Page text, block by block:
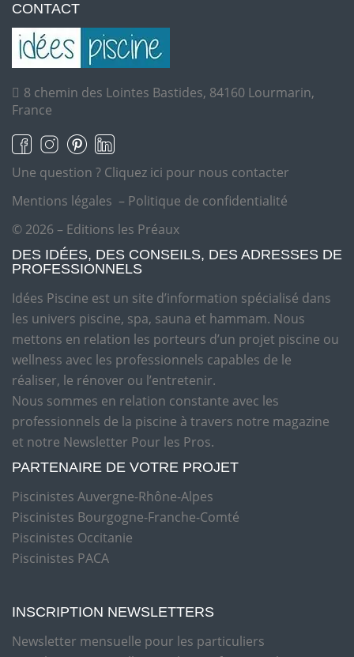
CONTACT
8 chemin des Lointes Bastides, 84160 Lourmarin,
France
Une question ? Cliquez ici pour nous contacter
Mentions légales – Politique de confidentialité
© 2026 – Editions les Préaux
DES IDÉES, DES CONSEILS, DES ADRESSES DE
PROFESSIONNELS
Idées Piscine est un site d’information spécialisé dans
les univers piscine, spa, sauna et hammam. Nous
mettons en relation les porteurs d’un projet piscine ou
wellness avec les professionnels capables de le
réaliser, le rénover ou l’entretenir.
Nous sommes en relation constante avec les
professionnels de la piscine à travers notre magazine
et notre Newsletter Pour les Pros.
PARTENAIRE DE VOTRE PROJET
Piscinistes Auvergne-Rhône-Alpes
Piscinistes Bourgogne-Franche-Comté
Piscinistes Occitanie
Piscinistes PACA
INSCRIPTION NEWSLETTERS
Newsletter mensuelle pour les particuliers